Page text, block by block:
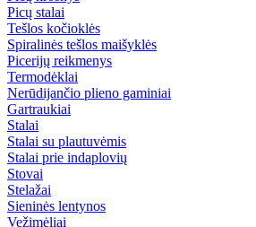
Picų stalai
Tešlos kočioklės
Spiralinės tešlos maišyklės
Picerijų reikmenys
Termodėklai
Nerūdijančio plieno gaminiai
Gartraukiai
Stalai
Stalai su plautuvėmis
Stalai prie indaplovių
Stovai
Stelažai
Sieninės lentynos
Vežimėliai